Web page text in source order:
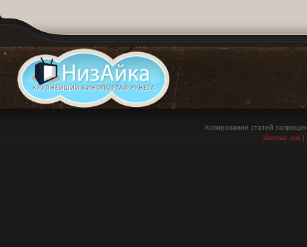
Копирование статей
sitemap.xml |